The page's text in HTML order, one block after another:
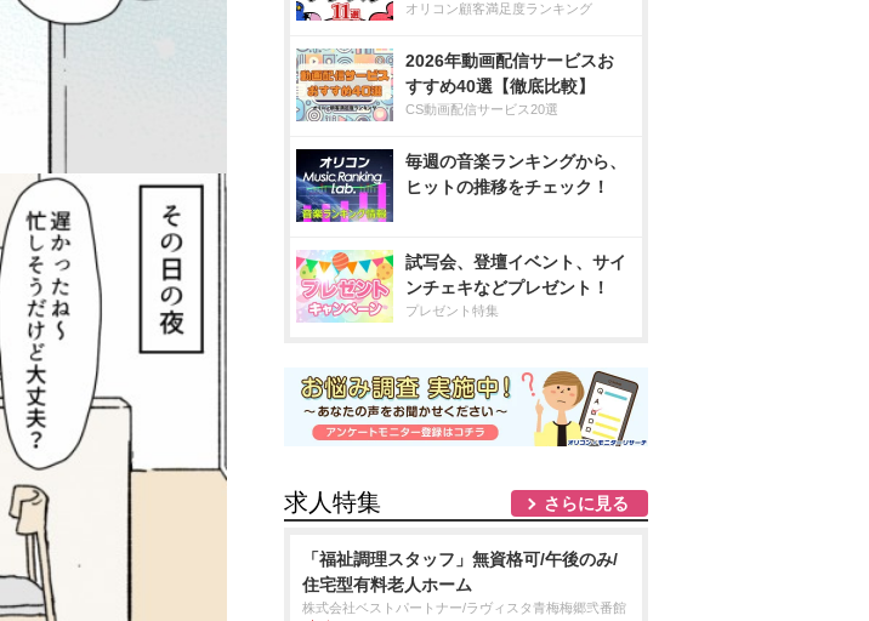
オリコン顧客満足度ランキング
2026年動画配信サービスお
すすめ40選【徹底比較】
CS動画配信サービス20選
毎週の音楽ランキングから、
ヒットの推移をチェック！
試写会、登壇イベント、サイ
ンチェキなどプレゼント！
プレゼント特集
求人特集 さらに見る
「福祉調理スタッフ」無資格可/午後のみ/
住宅型有料老人ホーム
株式会社ベストパートナー/ラヴィスタ青梅梅郷弐番館